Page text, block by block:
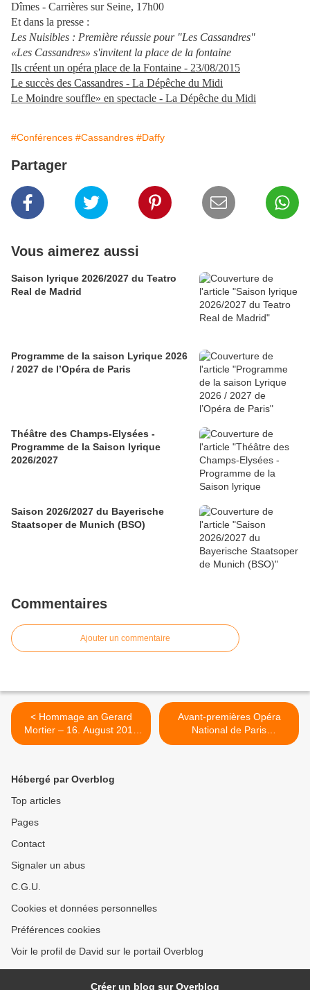
Dîmes - Carrières sur Seine, 17h00
Et dans la presse :
Les Nuisibles : Première réussie pour "Les Cassandres"
«Les Cassandres» s'invitent la place de la fontaine
Ils créent un opéra place de la Fontaine - 23/08/2015
Le succès des Cassandres - La Dépêche du Midi
Le Moindre souffle» en spectacle - La Dépêche du Midi
#Conférences #Cassandres #Daffy
Partager
Vous aimerez aussi
Saison lyrique 2026/2027 du Teatro
Real de Madrid
Programme de la saison Lyrique 2026
/ 2027 de l’Opéra de Paris
Théâtre des Champs-Elysées -
Programme de la Saison lyrique
2026/2027
Saison 2026/2027 du Bayerische
Staatsoper de Munich (BSO)
Commentaires
Ajouter un commentaire
< Hommage an Gerard
Mortier – 16. August 2015
Ruhrtriennale
Avant-premières Opéra
National de Paris
2015/2016 - dates de
Hébergé par Overblog
Top articles
Pages
Contact
Signaler un abus
C.G.U.
Cookies et données personnelles
Préférences cookies
Voir le profil de David sur le portail Overblog
Créer un blog sur Overblog